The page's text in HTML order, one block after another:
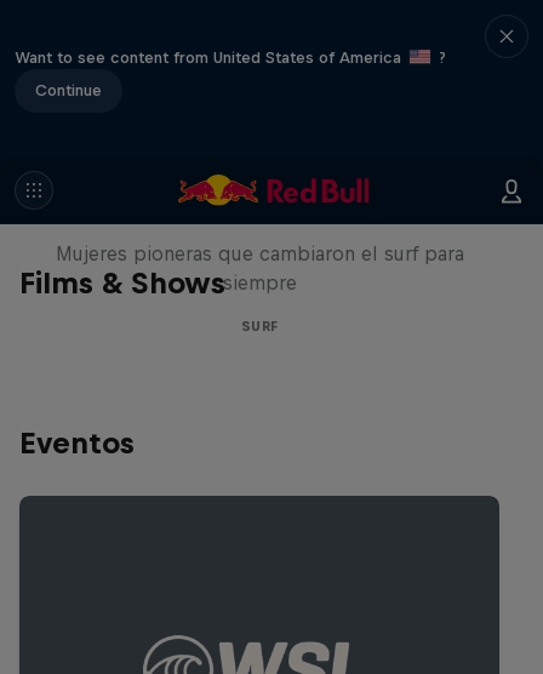
Want to see content from United States of America
?
Continue
Films & Shows
NOW DAYS
Mujeres pioneras que cambiaron el surf para
siempre
SURF
Eventos